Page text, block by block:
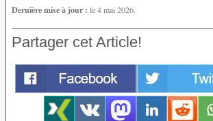
Dernière mise à jour : le 4 mai 2026.
Partager cet Article!